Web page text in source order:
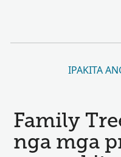
IPAKITA
Family
nga mga